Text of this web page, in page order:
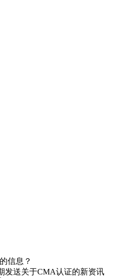
信息？
发送关于CMA认证的新资讯